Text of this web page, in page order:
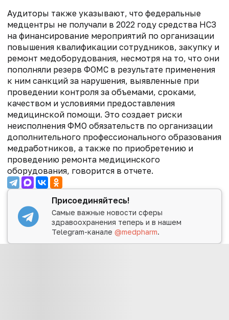
Аудиторы также указывают, что федеральные
медцентры не получали в 2022 году средства НСЗ
на финансирование мероприятий по организации
повышения квалификации сотрудников, закупку и
ремонт медоборудования, несмотря на то, что они
пополняли резерв ФОМС в результате применения
к ним санкций за нарушения, выявленные при
проведении контроля за объемами, сроками,
качеством и условиями предоставления
медицинской помощи. Это создает риски
неисполнения ФМО обязательств по организации
дополнительного профессионального образования
медработников, а также по приобретению и
проведению ремонта медицинского
оборудования, говорится в отчете.
Присоединяйтесь!
Самые важные новости сферы
здравоохранения теперь и в нашем
Telegram-канале@medpharm.